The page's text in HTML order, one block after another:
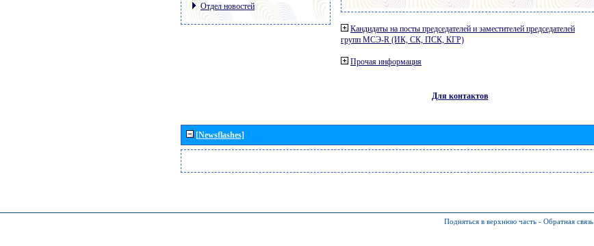
Отдел новостей
Кандидаты на посты председателей и заместителей председателей
групп МСЭ-R (ИК, СК, ПСК, КГР)
Прочая информация
Для контактов
[Newsflashes]
Подняться в верхнюю часть - Обратная связь